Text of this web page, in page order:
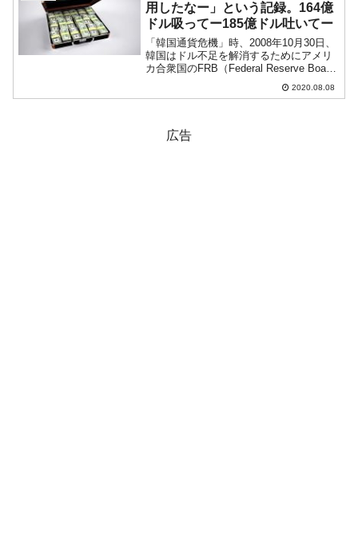
用したなー」という記録。164億
ドル吸ってー185億ドル吐いてー
「韓国通貨危機」時、2008年10月30日、
韓国はドル不足を解消するためにアメリ
カ合衆国のFRB（Federal Reserve Board
の略：連邦準備制度理事会）とスワップ
ライン※1を締結しました。韓国の通貨ウ
2020.08.08
広告